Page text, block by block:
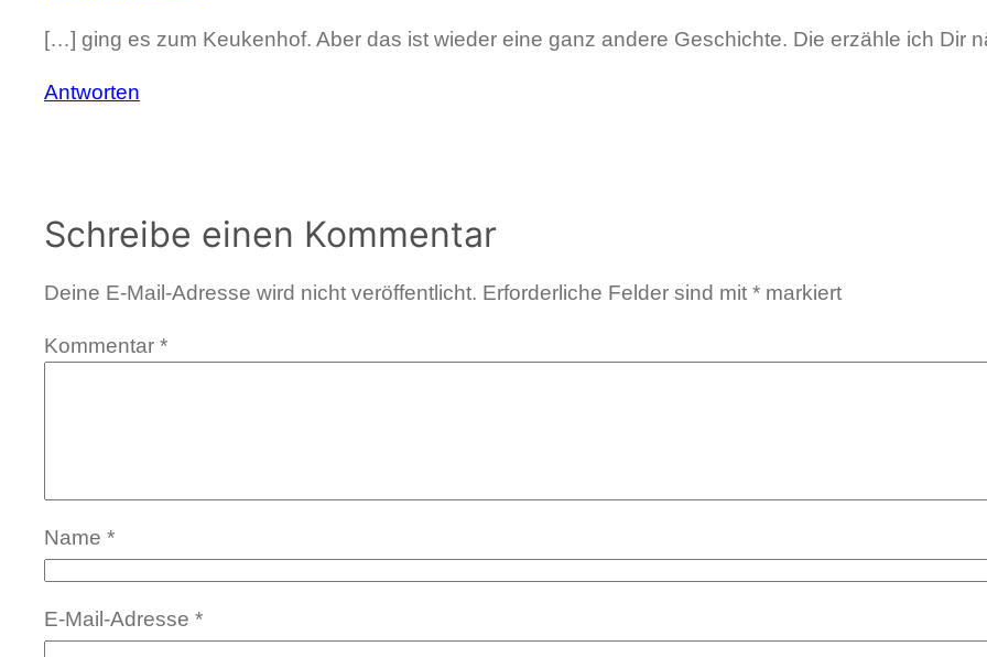
[…] ging es zum Keukenhof. Aber das ist wieder eine ganz andere Geschichte. Die erzähle ich Dir
Antworten
Schreibe einen Kommentar
Deine E-Mail-Adresse wird nicht veröffentlicht. Erforderliche Felder sind mit * markiert
Kommentar *
Name *
E-Mail-Adresse *